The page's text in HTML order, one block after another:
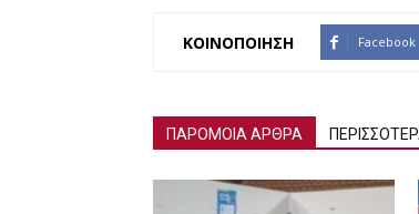
ΚΟΙΝΟΠΟΙΗΣΗ Facebook
ΠΑΡΟΜΟΙΑ ΑΡΘΡΑ